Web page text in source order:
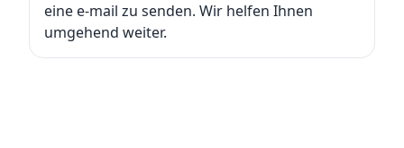
eine e-mail zu senden. Wir helfen Ihnen
umgehend weiter.